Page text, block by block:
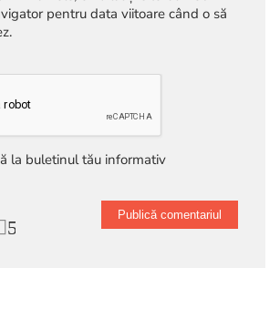
pentru data viitoare când o să
la buletinul tău informativ
5